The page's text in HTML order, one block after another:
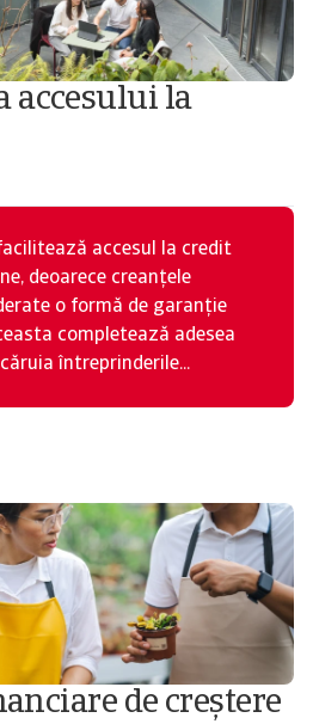
accesului la
accesul la credit
deoarece creanțele
o formă de garanție
completează adesea
întreprinderile...
de creștere